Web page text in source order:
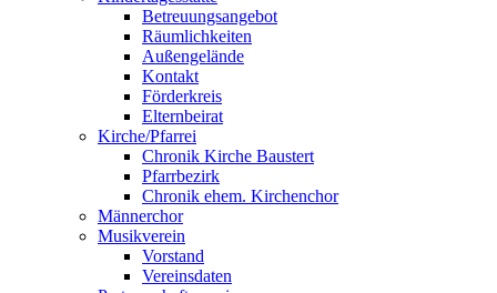
Betreuungsangebot
Räumlichkeiten
Außengelände
Kontakt
Förderkreis
Elternbeirat
Kirche/Pfarrei
Chronik Kirche Baustert
Pfarrbezirk
Chronik ehem. Kirchenchor
Männerchor
Musikverein
Vorstand
Vereinsdaten